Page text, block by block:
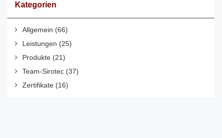
Kategorien
Allgemein (66)
Leistungen (25)
Produkte (21)
Team-Sirotec (37)
Zertifikate (16)